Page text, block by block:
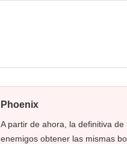
Phoenix
A partir de ahora, la definitiva
enemigos obtener las mismas